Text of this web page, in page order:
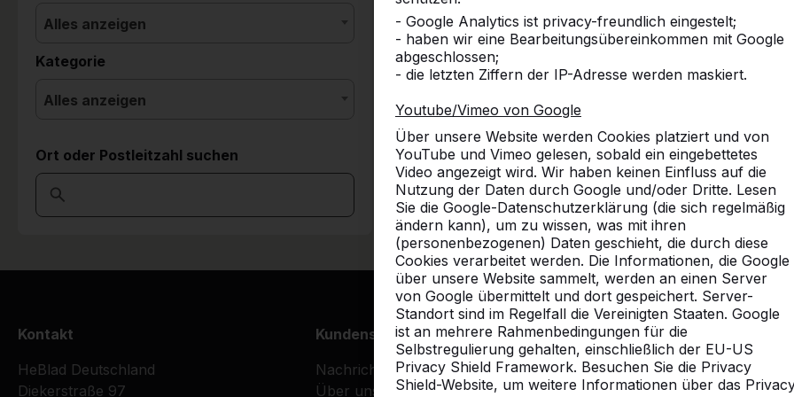
- Google Analytics ist privacy-freundlich eingestelt;
- haben wir eine Bearbeitungsübereinkommen mit Google
abgeschlossen;
- die letzten Ziffern der IP-Adresse werden maskiert.
Youtube/Vimeo von Google
Über unsere Website werden Cookies platziert und von
YouTube und Vimeo gelesen, sobald ein eingebettetes
Video angezeigt wird. Wir haben keinen Einfluss auf die
Nutzung der Daten durch Google und/oder Dritte. Lesen
Sie die Google-Datenschutzerklärung (die sich regelmäßig
ändern kann), um zu wissen, was mit ihren
(personenbezogenen) Daten geschieht, die durch diese
Cookies verarbeitet werden. Die Informationen, die Google
über unsere Website sammelt, werden an einen Server
von Google übermittelt und dort gespeichert. Server-
Standort sind im Regelfall die Vereinigten Staaten. Google
ist an mehrere Rahmenbedingungen für die
Selbstregulierung gehalten, einschließlich der EU-US
Privacy Shield Framework. Besuchen Sie die Privacy
Shield-Website, um weitere Informationen über das
Alles anzeigen
Kategorie
Alles anzeigen
Ort oder Postleitzahl suchen
Kontakt
HeBlad Deutschland
Diekerstraße 97
Kundenservice
Nachrichten
Über uns
Kategorien
Tischtennistische
Fußvolleyball